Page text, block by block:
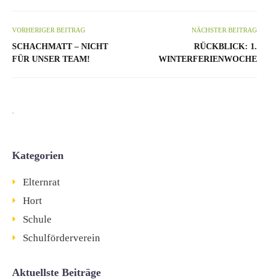
VORHERIGER BEITRAG
SCHACHMATT – NICHT
FÜR UNSER TEAM!
NÄCHSTER BEITRAG
RÜCKBLICK: 1.
WINTERFERIENWOCHE
Kategorien
Elternrat
Hort
Schule
Schulförderverein
Aktuellste Beiträge